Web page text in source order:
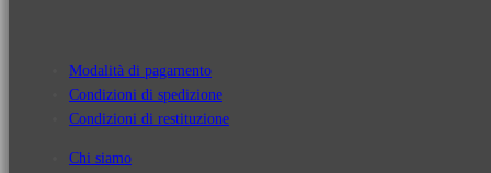
Modalità di pagamento
Condizioni di spedizione
Condizioni di restituzione
Chi siamo